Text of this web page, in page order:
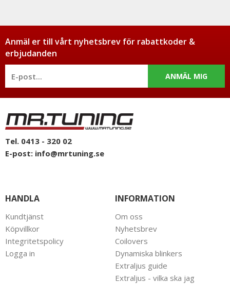
Anmäl er till vårt nyhetsbrev för rabattkoder &
erbjudanden
ANMÄL MIG
Tel. 0413 - 320 02
E-post: info@mrtuning.se
HANDLA
Kundtjänst
Köpvillkor
Integritetspolicy
Logga in
INFORMATION
Om oss
Nyhetsbrev
Coilovers
Dynamiska blinkers
Extraljus guide
Extraljus - vilka ska jag